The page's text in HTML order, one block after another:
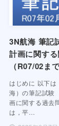
3N航海 筆記
計画に関す
（R07/02まで
はじめに 以下
海）の筆記試験
画に関する過去
は，平…